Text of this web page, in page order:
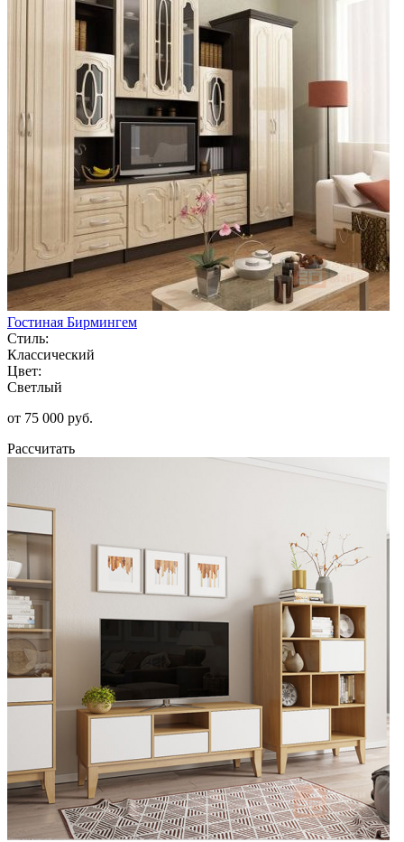
Гостиная Бирмингем
Стиль:
Классический
Цвет:
Светлый
от 75 000 руб.
Рассчитать